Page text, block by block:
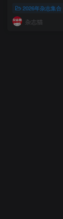
2026年杂志集合
杂志猫